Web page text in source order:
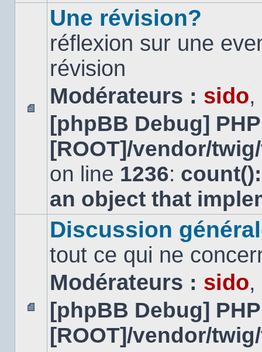
Aucun
message
non
Une révision?
réflexion sur une
révision
Modérateurs : sido,
[phpBB Debug]
[ROOT]/vendor/
on line 1236:
an object that
Aucun
message
non
Discussion
tout ce qui ne
Modérateurs : sido,
[phpBB Debug]
[ROOT]/vendor/